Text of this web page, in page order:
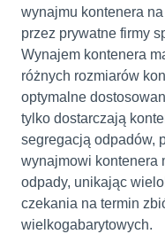
wynajmu kontenera
przez prywatne firmy
Wynajem kontenera
różnych rozmiarów
optymalne
tylko dostarczają
segregacją odpadów,
wynajmowi kontenera
odpady, unikając
czekania na termin
wielkogabarytowych.